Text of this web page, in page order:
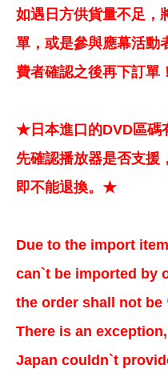
如遇日方供貨量不足，
單，或是參與應幕活動
費者確認之後再下訂
★日本進口的DVD區碼
先確認播放器是否支援
即不能退換。★
Due to the import
can`t be imported by
the order shall not be
There is an
Japan couldn`t